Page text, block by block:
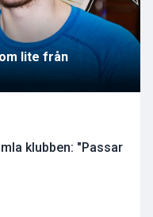
lite från
klubben: "Passar